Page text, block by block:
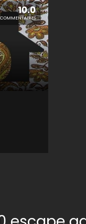
10.0